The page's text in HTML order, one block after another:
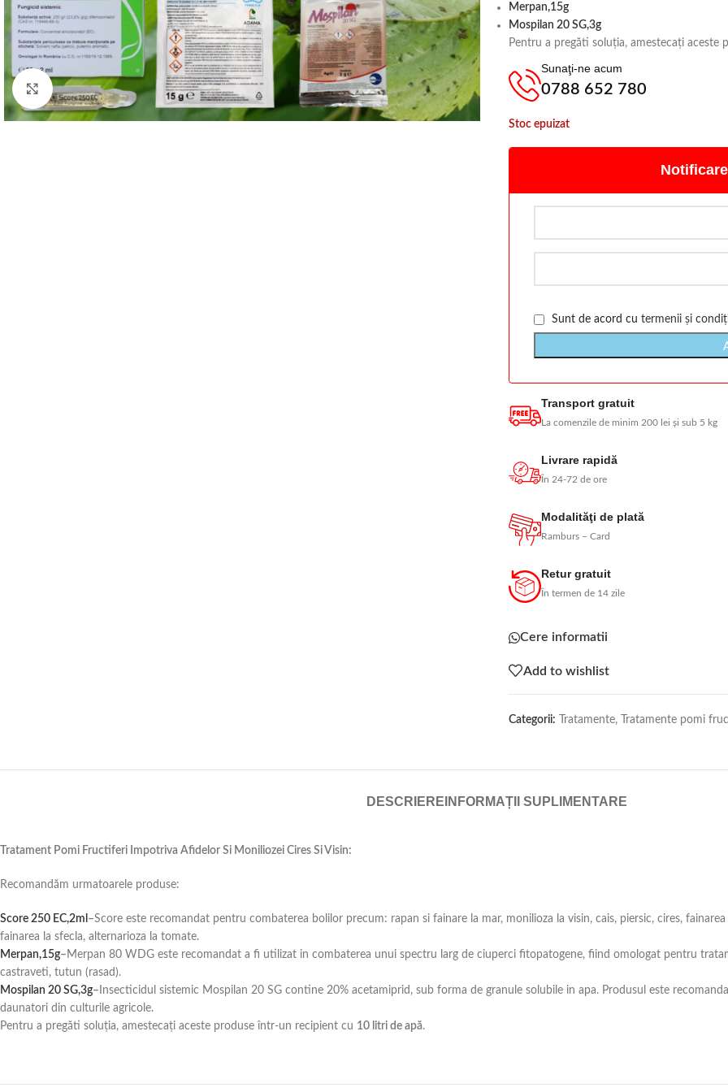
Click to enlarge
Merpan,15g
Mospilan 20 SG,3g
Pentru a pregăti soluția, amestecați aceste
Sunaţi-ne acum
0788 652 780
Stoc epuizat
Sunt de acord cu termenii și
Transport gratuit
La comenzile de minim 200 lei și sub 5 kg
Livrare rapidă
În 24-72 de ore
Modalităţi de plată
Ramburs – Card
Retur gratuit
În termen de 14 zile
Cere informatii
Add to wishlist
Categorii: Tratamente, Tratamente pomi
DESCRIERE INFORMAȚII SUPLIMENTARE
Tratament Pomi Fructiferi Impotriva Afidelor Si Moniliozei Cires Si Visin:
Recomandăm urmatoarele produse:
Score 250 EC,2ml –Score este recomandat pentru combaterea bolilor precum: rapan si fainare la mar, monilioza la visin, cais, piersic, cires,
fainarea la sfecla, alternarioza la tomate.
Merpan,15g– Merpan 80 WDG este recomandat a fi utilizat in combaterea unui spectru larg de ciuperci fitopatogene, fiind omologat pentru
castraveti, tutun (rasad).
Mospilan 20 SG,3g– Insecticidul sistemic Mospilan 20 SG contine 20% acetamiprid, sub forma de granule solubile in apa. Produsul este
daunatori din culturile agricole.
Pentru a pregăti soluția, amestecați aceste produse într-un recipient cu 10 litri de apă.